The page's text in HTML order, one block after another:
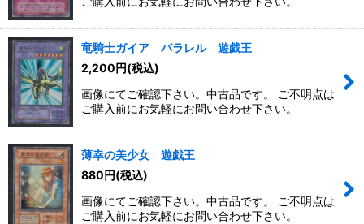
竜騎士ガイア パラレル 遊戯王
2,200 円(税込)
画像にてご確認下さい。中古品です。 ご不明点は
ご購入前にお気軽にお問い合わせ下さい。
薄幸の美少女 遊戯王
880円(税込)
画像にてご確認下さい。中古品です。 ご不明点は
ご購入前にお気軽にお問い合わせ下さい。